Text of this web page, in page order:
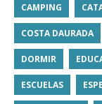
CAMPING
COSTA DAURADA
DORMIR
ESCUELAS